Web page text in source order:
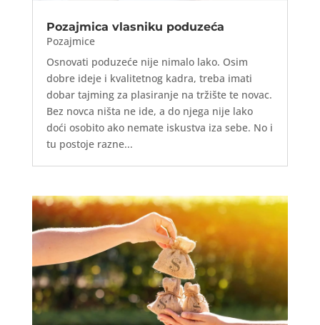
Pozajmica vlasniku poduzeća
Pozajmice
Osnovati poduzeće nije nimalo lako. Osim
dobre ideje i kvalitetnog kadra, treba imati
dobar tajming za plasiranje na tržište te novac.
Bez novca ništa ne ide, a do njega nije lako
doći osobito ako nemate iskustva iza sebe. No i
tu postoje razne...